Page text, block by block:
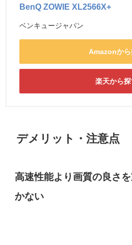
BenQ ZOWIE XL2566X+
ベンキュージャパン
Amazonから
楽天から
デメリット・注意点
高速性能より画質の良さ
かない